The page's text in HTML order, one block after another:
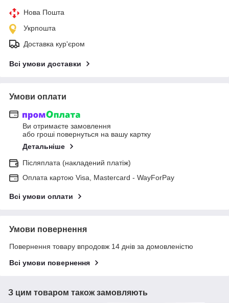
Нова Пошта
Укрпошта
Доставка кур'єром
Всі умови доставки
Умови оплати
Ви отримаєте замовлення
або гроші повернуться на вашу картку
Детальніше
Післяплата (накладений платіж)
Оплата картою Visa, Mastercard - WayForPay
Всі умови оплати
Умови повернення
Повернення товару впродовж 14 днів за домовленістю
Всі умови повернення
З цим товаром також замовляють